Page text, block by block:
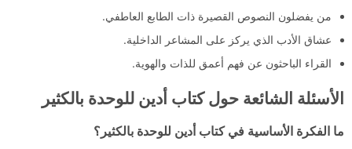
من يفضلون النصوص القصيرة ذات الطابع العاطفي.
عشاق الأدب الذي يركز على المشاعر الداخلية.
القراء الباحثون عن فهم أعمق للذات والهوية.
الأسئلة الشائعة حول كتاب أدين للوحدة بالكثير
ما الفكرة الأساسية في كتاب أدين للوحدة بالكثير؟